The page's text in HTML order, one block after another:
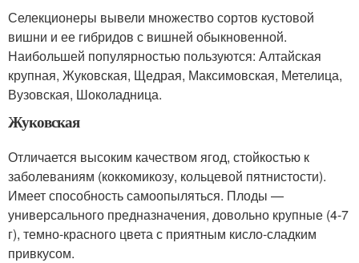
Селекционеры вывели множество сортов кустовой
вишни и ее гибридов с вишней обыкновенной.
Наибольшей популярностью пользуются: Алтайская
крупная, Жуковская, Щедрая, Максимовская, Метелица,
Вузовская, Шоколадница.
Жуковская
Отличается высоким качеством ягод, стойкостью к
заболеваниям (коккомикозу, кольцевой пятнистости).
Имеет способность самоопыляться. Плоды —
универсального предназначения, довольно крупные (4-7
г), темно-красного цвета с приятным кисло-сладким
привкусом.